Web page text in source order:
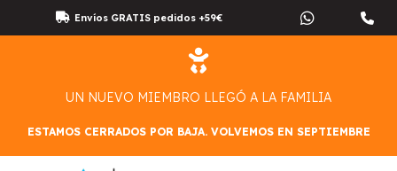
Envíos GRATIS pedidos +59€
UN NUEVO MIEMBRO LLEGÓ A LA FAMILIA
ESTAMOS CERRADOS POR BAJA. VOLVEMOS EN SEPTIEMBRE